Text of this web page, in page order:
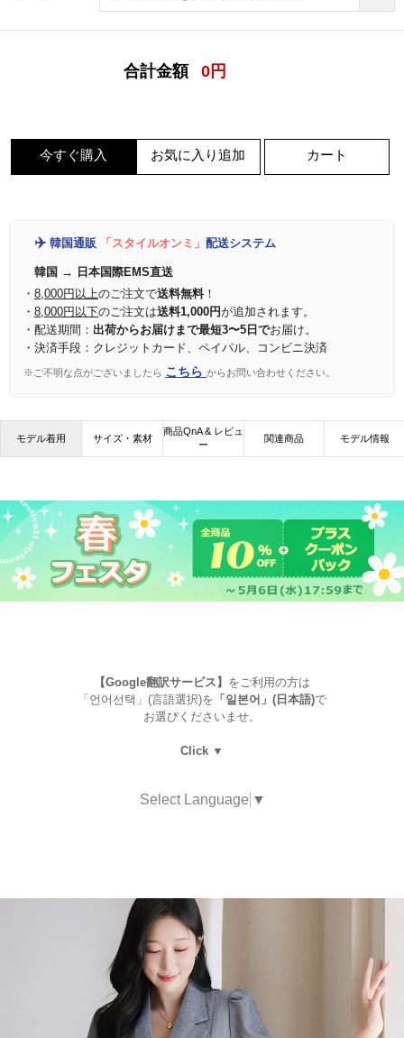
合計金額 0 円
今すぐ購入 お気に入り追加 カート
✈️ 韓国通販 「スタイルオンミ」 配送システム
韓国 → 日本国際EMS直送
・ 8,000円以上のご注文で送料無料！
・ 8,000円以下のご注文は送料1,000円が追加されます。
・配送期間： 出荷からお届けまで最短3〜5日でお届け。
・決済手段：クレジットカード、ペイパル、コンビニ決済
※ご不明な点がございましたら こちら からお問い合わせください。
モデル着用 サイズ・素材
商品QnA & レビュ
ー
関連商品 モデル情報
【Google翻訳サービス】 をご利用の方は
「언어선택」(言語選択)を 「일본어」(日本語)で
お選びくださいませ。
Click ▼
Select Language ▼